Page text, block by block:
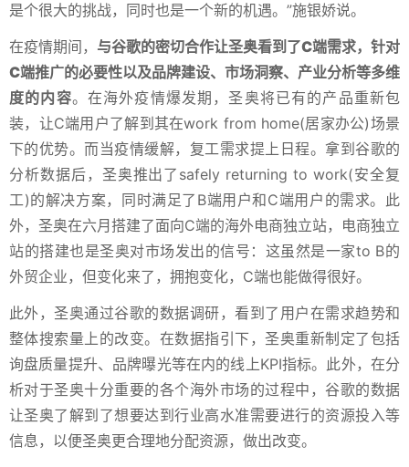
是个很大的挑战，同时也是一个新的机遇。”施银娇说。
在疫情期间， 与谷歌的密切合作让圣奥看到了C端需求，针对
C端推广的必要性以及品牌建设、市场洞察、产业分析等多维
度的内容。在海外疫情爆发期，圣奥将已有的产品重新包
装，让C端用户了解到其在work from home(居家办公)场景
下的优势。而当疫情缓解，复工需求提上日程。拿到谷歌的
分析数据后，圣奥推出了safely returning to work(安全复
工)的解决方案，同时满足了B端用户和C端用户的需求。此
外，圣奥在六月搭建了面向C端的海外电商独立站，电商独立
站的搭建也是圣奥对市场发出的信号：这虽然是一家to B的
外贸企业，但变化来了，拥抱变化，C端也能做得很好。
此外，圣奥通过谷歌的数据调研，看到了用户在需求趋势和
整体搜索量上的改变。在数据指引下，圣奥重新制定了包括
询盘质量提升、品牌曝光等在内的线上KPI指标。此外，在分
析对于圣奥十分重要的各个海外市场的过程中，谷歌的数据
让圣奥了解到了想要达到行业高水准需要进行的资源投入等
信息，以便圣奥更合理地分配资源，做出改变。